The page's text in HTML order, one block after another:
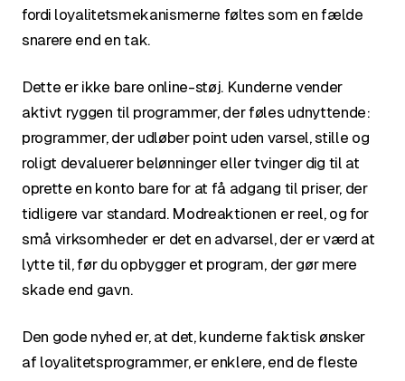
fordi loyalitetsmekanismerne føltes som en fælde
snarere end en tak.
Dette er ikke bare online-støj. Kunderne vender
aktivt ryggen til programmer, der føles udnyttende:
programmer, der udløber point uden varsel, stille og
roligt devaluerer belønninger eller tvinger dig til at
oprette en konto bare for at få adgang til priser, der
tidligere var standard. Modreaktionen er reel, og for
små virksomheder er det en advarsel, der er værd at
lytte til, før du opbygger et program, der gør mere
skade end gavn.
Den gode nyhed er, at det, kunderne faktisk ønsker
af loyalitetsprogrammer, er enklere, end de fleste